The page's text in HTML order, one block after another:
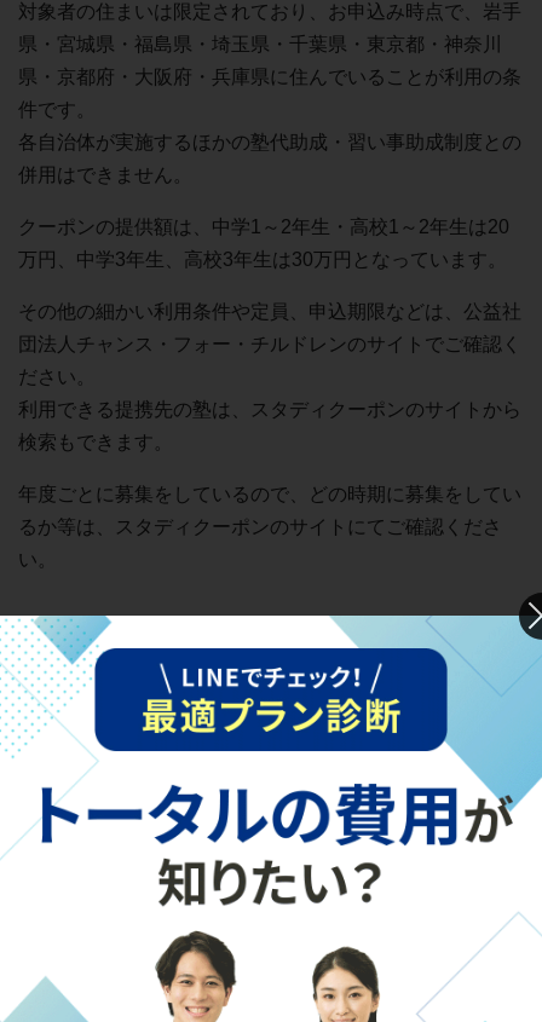
対象者の住まいは限定されており、お申込み時点で、岩手
県・宮城県・福島県・埼玉県・千葉県・東京都・神奈川
県・京都府・大阪府・兵庫県に住んでいることが利用の条
件です。
各自治体が実施するほかの塾代助成・習い事助成制度との
併用はできません。
クーポンの提供額は、中学1～2年生・高校1～2年生は20
万円、中学3年生、高校3年生は30万円となっています。
その他の細かい利用条件や定員、申込期限などは、公益社
団法人チャンス・フォー・チルドレンのサイトでご確認く
ださい。
利用できる提携先の塾は、スタディクーポンのサイトから
検索もできます。
年度ごとに募集をしているので、どの時期に募集をしてい
るか等は、スタディクーポンのサイトにてご確認くださ
い。
渋谷スタディクーポン
渋谷スタディクーポンは、東京都渋谷区が2019年から発
行している、通塾に使えるスタディクーポンです。
提携教育機関で、クーポン券を利用して通塾等の教育支援
を受けることができます。
対象は、生活保護受給世帯の小学校1年～中学校2年（10
万円）、中学校3年生（15万円）です。
詳しい利用条件や申請方法などは渋谷区にてご確認くださ